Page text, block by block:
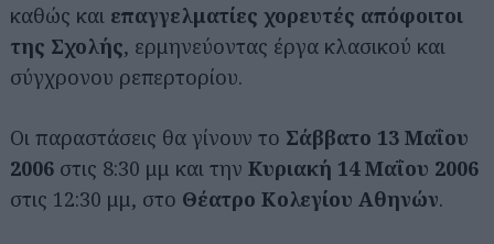
καθώς και επαγγελματίες χορευτές απόφοιτοι
της Σχολής, ερμηνεύοντας έργα κλασικού και
σύγχρονου ρεπερτορίου.
Οι παραστάσεις θα γίνουν το Σάββατο 13 Μαΐου
2006 στις 8:30 μμ και την Κυριακή 14 Μαΐου 2006
στις 12:30 μμ, στο Θέατρο Κολεγίου Αθηνών.